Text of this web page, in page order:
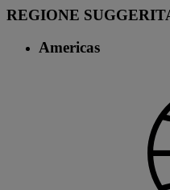
REGIONE
Americas